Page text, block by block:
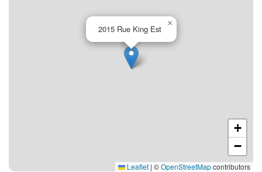
2015 Rue King Est
×
+
−
Leaflet | ©OpenStreetMapcontributors